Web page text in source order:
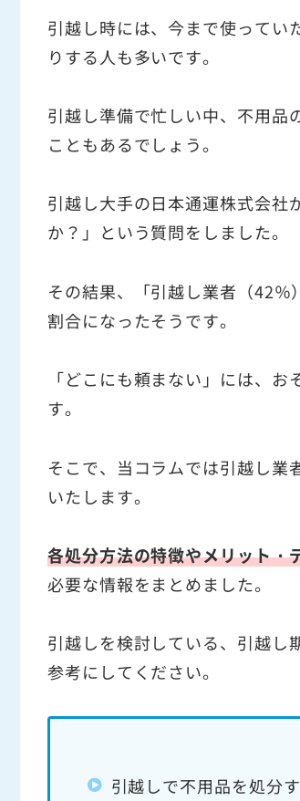
引越し時には、今まで使ってい
りする人も多いです。
引越し準備で忙しい中、不用品
こともあるでしょう。
引越し大手の日本通運株式会社
か？」という質問をしました。
その結果、「引越し業者（42
割合になったそうです。
「どこにも頼まない」には、
す。
そこで、当コラムでは引越し業
いたします。
各処分方法の特徴やメリット・
必要な情報をまとめました。
引越しを検討している、引越し
参考にしてください。
引越しで不用品を処分